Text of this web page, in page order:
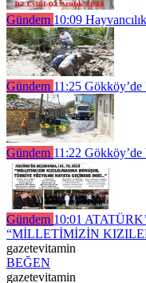
Gündem 10:09
Gündem 11:25 Gökköy’de
Gündem 11:22 Gökköy’de
Gündem 10:01
“MİLLETİMİZİN
gazetevitamin
BEĞEN
gazetevitamin